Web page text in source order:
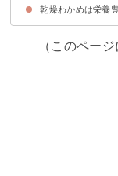
①わかめとたけの
②豚肉のわかめ
③わかめご飯
乾燥わかめは栄養
（このペー